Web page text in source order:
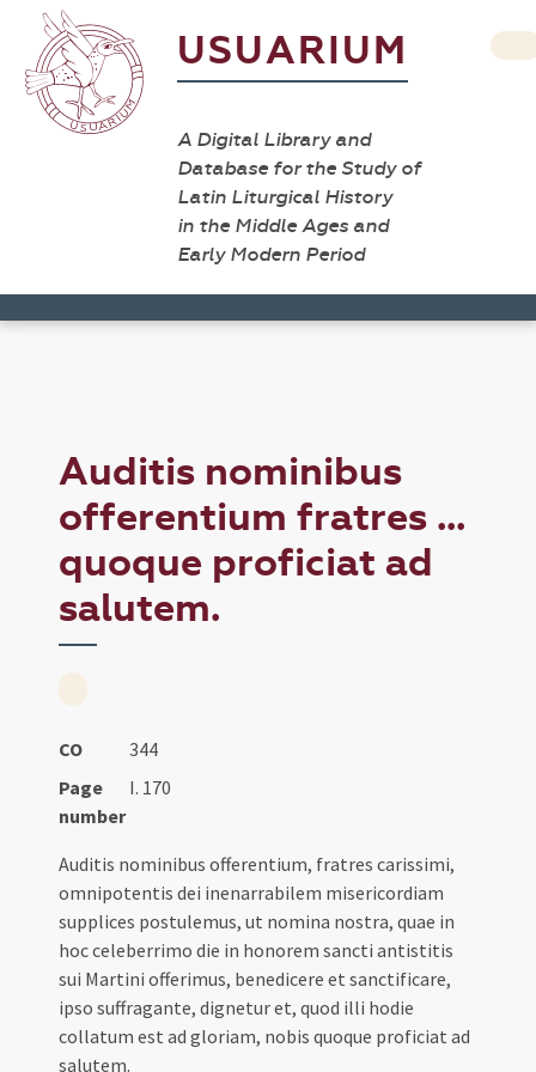
USUARIUM
A Digital Library and
Database for the Study of
Latin Liturgical History
in the Middle Ages and
Early Modern Period
Auditis nominibus
offerentium fratres ...
quoque proficiat ad
salutem.
CO
344
Page
number
I. 170
Auditis nominibus offerentium, fratres carissimi,
omnipotentis dei inenarrabilem misericordiam
supplices postulemus, ut nomina nostra, quae in
hoc celeberrimo die in honorem sancti antistitis
sui Martini offerimus, benedicere et sanctificare,
ipso suffragante, dignetur et, quod illi hodie
collatum est ad gloriam, nobis quoque proficiat ad
salutem.